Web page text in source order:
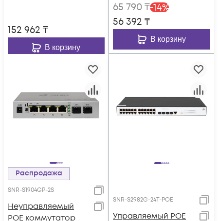
152 962 ₸
В корзину
65 790₸-14%
56 392 ₸
В корзину
Распродажа
SNR-S1904GP-2S
Неуправляемый
POE коммутатор
SNR-S2982G-24T-POE
Управляемый POE